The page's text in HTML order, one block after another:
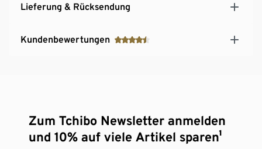
Lieferung & Rücksendung
Kundenbewertungen
Zum Tchibo Newsletter anmelden
und 10% auf viele Artikel sparen¹